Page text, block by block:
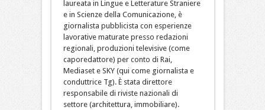
laureata in Lingue e Letterature Straniere
e in Scienze della Comunicazione, è
giornalista pubblicista con esperienze
lavorative maturate presso redazioni
regionali, produzioni televisive (come
caporedattore) per conto di Rai,
Mediaset e SKY (qui come giornalista e
conduttrice Tg). È stata direttore
responsabile di riviste nazionali di
settore (architettura, immobiliare).